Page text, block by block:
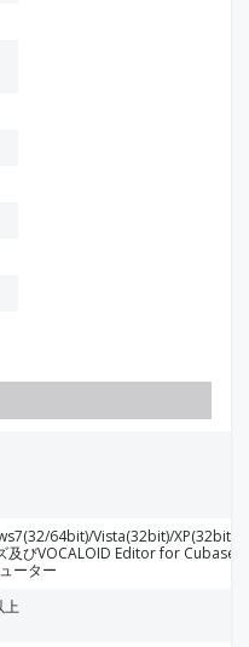
64bit)/Vista(32bit)/XP(32bit)、
及びVOCALOID Editor for Cubase
ーター
上